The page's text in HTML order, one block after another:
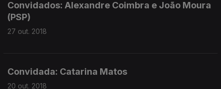
Convidados: Alexandre Coimbra e João Moura
(PSP)
27 out. 2018
Convidada: Catarina Matos
20 out. 2018